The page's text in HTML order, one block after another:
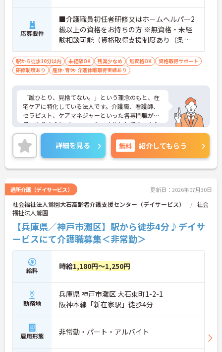
◆ライフスタイルに合わせて固定給と成果給から選
択が可能。資格取得支援を活用した管理職へのステ
ップアップなどキャリアパスも明確で、有資格者と
しての市場価値を高めながら長期的に活躍できま
応募要件
■介護職員初任者研修又はホームヘルパー2
級以上の資格をお持ちの方 ※無資格・未経
験相談可能（資格取得支援制度あり（条件
あり））
駅から徒歩10分以内 未経験OK 残業少なめ 無資格OK
資格取得サポート
研修制度あり
産休･育休･介護休暇取得実績あり
「誰ひとり、見捨てない。」という理念のもと、在
宅ケアに特化している法人です。介護職、看護師、
セラピスト、ケアマネジャーといった各専門職が、
思いやりの心とプロフェッショナルとしてのスキル
を持ち寄り、ひとつのチームとしてご利用者様を支
える「多職種連携」を何よりの強みとしています。
週2日・1日2時間からの柔軟なシフト調整が可能で
す。時間外労働も基本発生しないため、体力的な負
担を軽減しつつ、ご家庭やプライベートの時間も大
合うことが期待できます。
★おすすめPOINT★
◆週2日・1日2時間からのシフト勤務で、ご自身の
ペースを守って働けます
◆資格取得支援制度を活用し、働きながらさらなる
キャリアアップを目指せます
詳細を見る 無料 紹介してもらう
通所介護（デイサービス） 更新日：2026年07月30日
社会福祉法人鶯園大石高齢者介護支援センター（デイサービス）
社会
福祉法人鶯園
【兵庫県／神戸市灘区】駅から徒歩4分♪デイサ
ービスにて介護職募集＜非常勤＞
給料 時給1,180円～1,250円
勤務地
兵庫県 神戸市灘区 大石東町1-2-1
阪神本線「新在家駅」徒歩4分
雇用形態 非常勤・パート・アルバイト